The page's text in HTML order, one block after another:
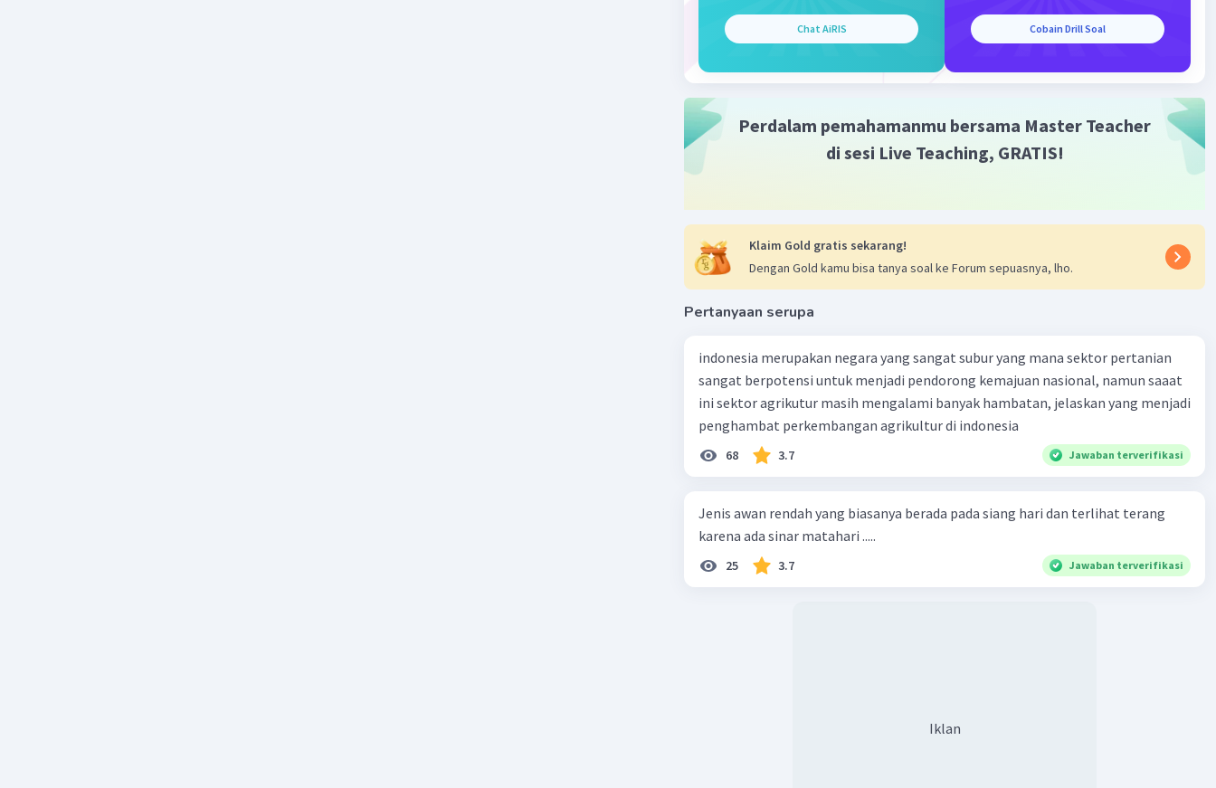
unsur-unsur desa yaitu
topografi.
mata pencaharian.
Tata kehidupan yang meliputi sifat gotong royong, adat
istiadat, tradisi, aturan, dan norma (hukum informal).
Beri Rating·0.0(0) Balas
Chat AiRIS Cobain Drill Soal
Perdalam pemahamanmu bersama Master Teacher
di sesi Live Teaching, GRATIS!
Klaim Gold gratis sekarang!
Dengan Gold kamu bisa tanya soal ke Forum sepuasnya, lho.
Pertanyaan serupa
indonesia merupakan negara yang sangat subur yang mana sektor pertanian
sangat berpotensi untuk menjadi pendorong kemajuan nasional, namun saaat
ini sektor agrikutur masih mengalami banyak hambatan, jelaskan yang menjadi
penghambat perkembangan agrikultur di indonesia
68 3.7 Jawaban terverifikasi
Jenis awan rendah yang biasanya berada pada siang hari dan terlihat terang
karena ada sinar matahari .....
25 3.7 Jawaban terverifikasi
Iklan